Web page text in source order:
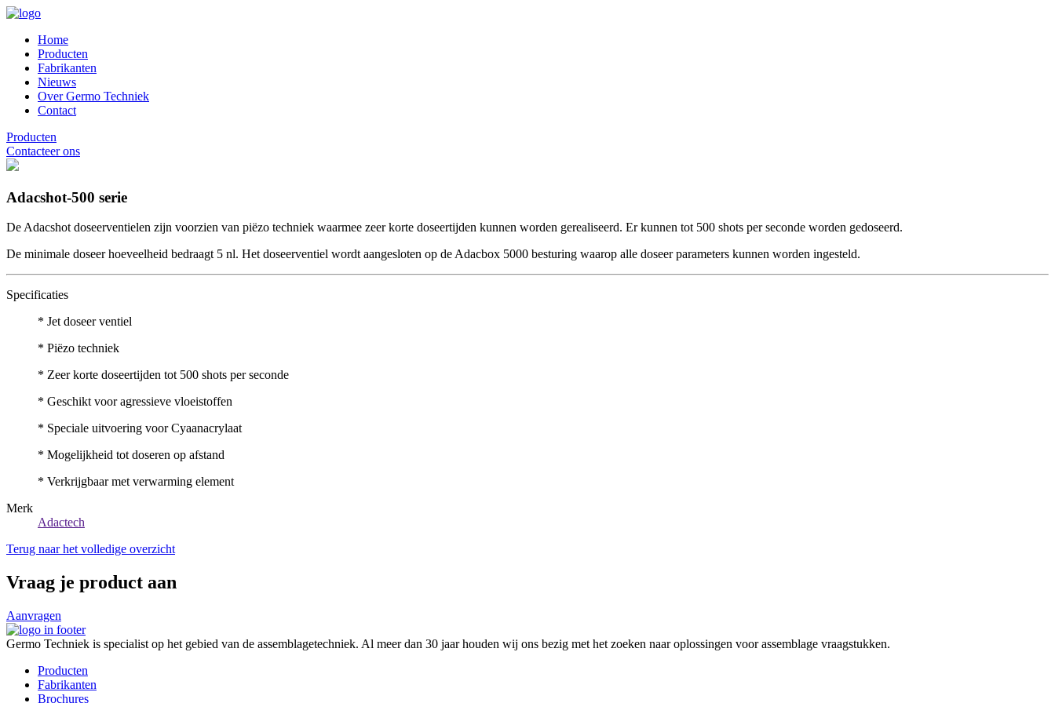
Home
Producten
Fabrikanten
Nieuws
Over Germo Techniek
Contact
Producten
Contacteer ons
Adacshot-500 serie
De Adacshot doseerventielen zijn voorzien van piëzo techniek waarmee zeer korte doseertijden kunnen worden gerealiseerd. Er kunnen tot 500 shots per seconde worden gedoseerd.
De minimale doseer hoeveelheid bedraagt 5 nl. Het doseerventiel wordt aangesloten op de Adacbox 5000 besturing waarop alle doseer parameters kunnen worden ingesteld.
Specificaties
* Jet doseer ventiel
* Piëzo techniek
* Zeer korte doseertijden tot 500 shots per seconde
* Geschikt voor agressieve vloeistoffen
* Speciale uitvoering voor Cyaanacrylaat
* Mogelijkheid tot doseren op afstand
* Verkrijgbaar met verwarming element
Merk
Adactech
Terug naar het volledige overzicht
Vraag je product aan
Aanvragen
Germo Techniek is specialist op het gebied van de assemblagetechniek. Al meer dan 30 jaar houden wij ons bezig met het zoeken naar oplossingen voor assemblage vraagstukken.
Producten
Fabrikanten
Brochures